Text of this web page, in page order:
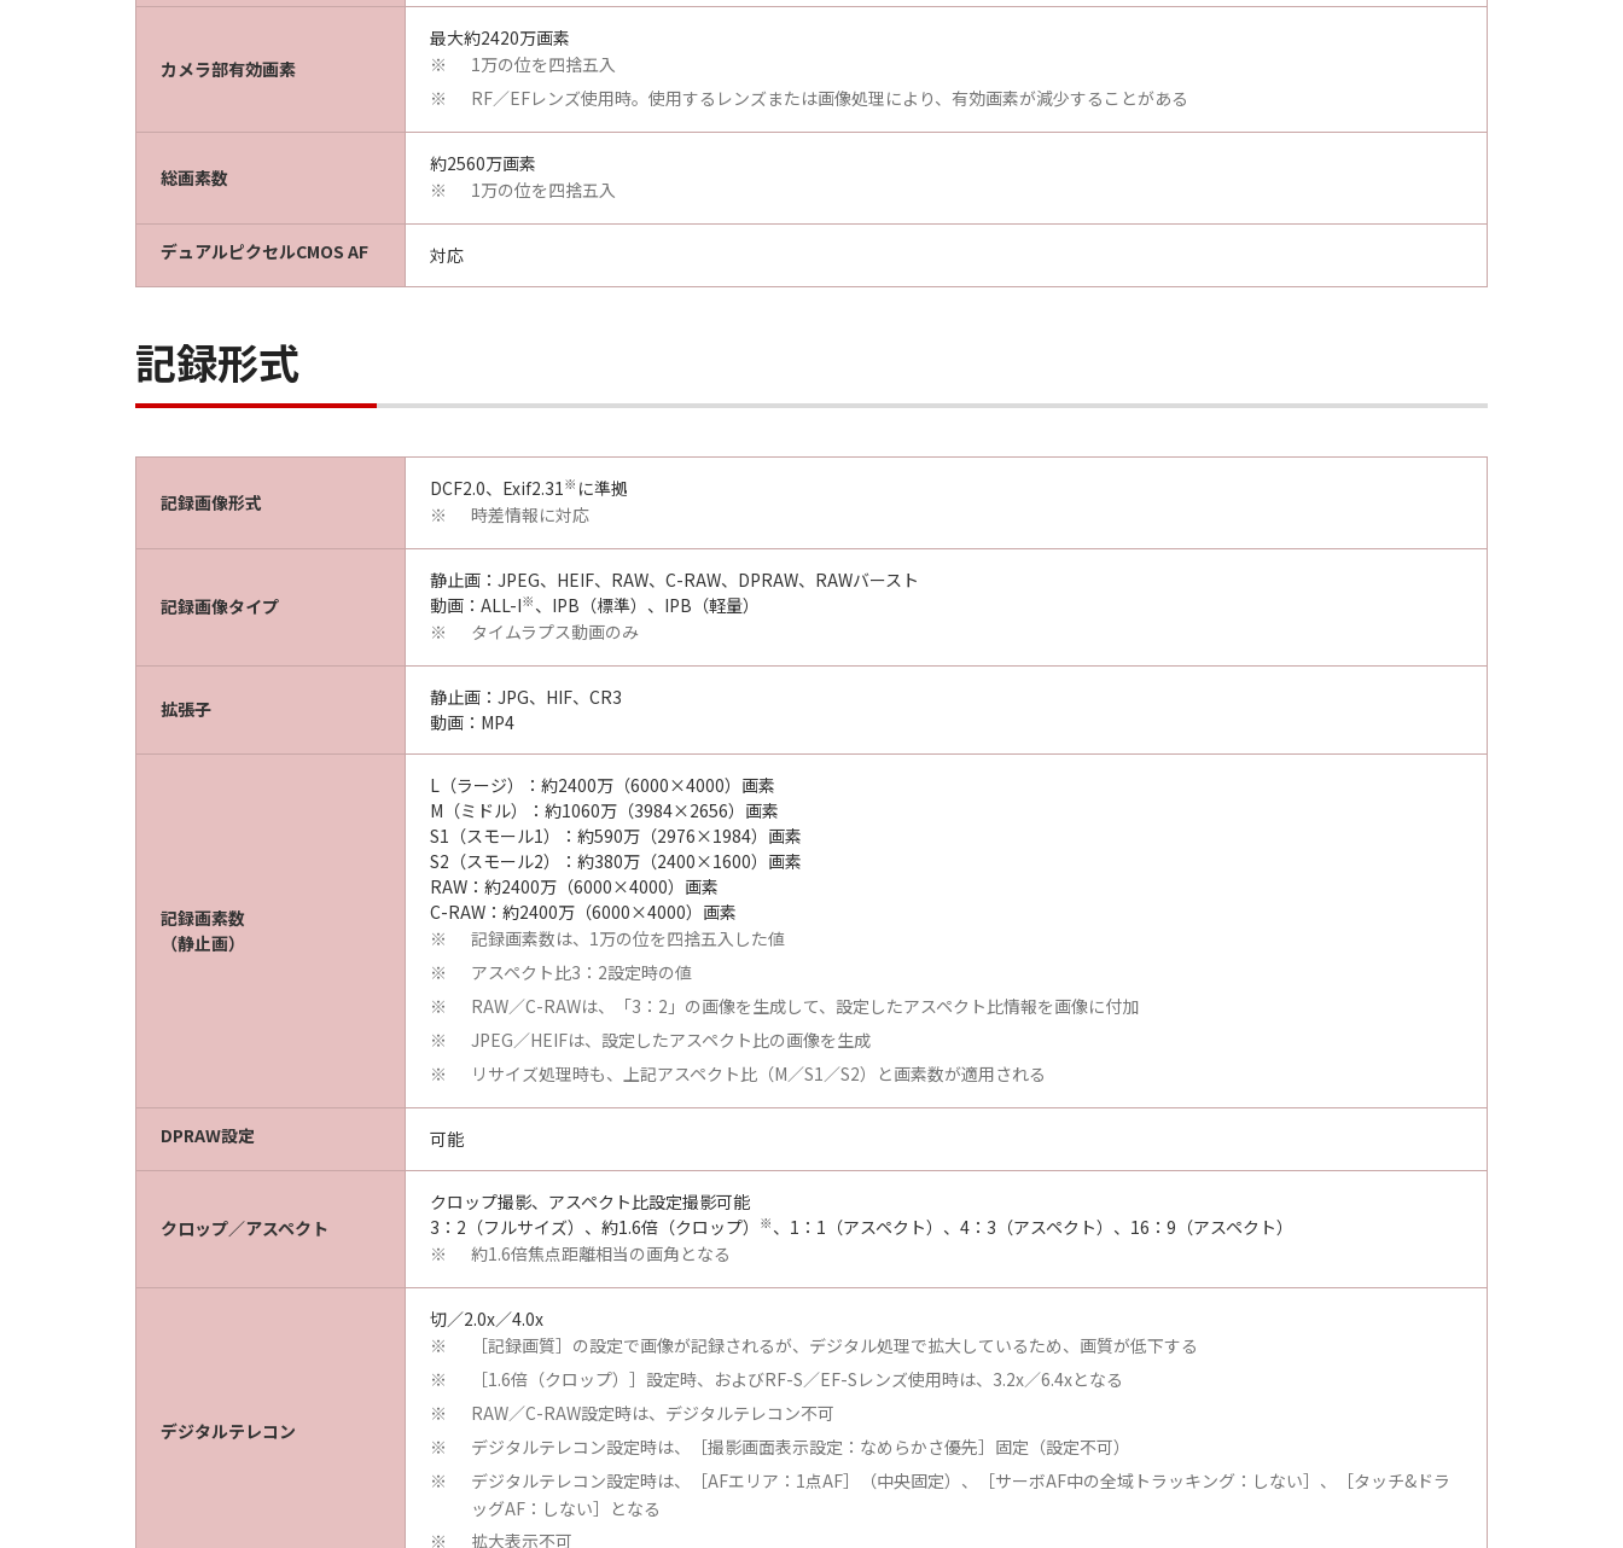
カメラ部有効画素
最大約2420万画素
※ 1万の位を四捨五入
※ RF／EFレンズ使用時。使用するレンズまたは画像処理により、有効画素が減少することがある
総画素数
約2560万画素
※ 1万の位を四捨五入
デュアルピクセルCMOS AF 対応
記録形式
記録画像形式
DCF2.0、Exif2.31※ に準拠
※ 時差情報に対応
記録画像タイプ
静止画：JPEG、HEIF、RAW、C-RAW、DPRAW、RAWバースト
動画：ALL-I※ 、IPB（標準）、IPB（軽量）
※ タイムラプス動画のみ
拡張子
静止画：JPG、HIF、CR3
動画：MP4
記録画素数
（静止画）
L（ラージ）：約2400万（6000×4000）画素
M（ミドル）：約1060万（3984×2656）画素
S1（スモール1）：約590万（2976×1984）画素
S2（スモール2）：約380万（2400×1600）画素
RAW：約2400万（6000×4000）画素
C-RAW：約2400万（6000×4000）画素
※ 記録画素数は、1万の位を四捨五入した値
※ アスペクト比3：2設定時の値
※ RAW／C-RAWは、「3：2」の画像を生成して、設定したアスペクト比情報を画像に付加
※ JPEG／HEIFは、設定したアスペクト比の画像を生成
※ リサイズ処理時も、上記アスペクト比（M／S1／S2）と画素数が適用される
DPRAW設定 可能
クロップ／アスペクト
クロップ撮影、アスペクト比設定撮影可能
3：2（フルサイズ）、約1.6倍（クロップ）
※ 、1：1（アスペクト）、4：3（アスペクト）、16：9（アスペクト）
※ 約1.6倍焦点距離相当の画角となる
デジタルテレコン
切／2.0x／4.0x
※ ［記録画質］の設定で画像が記録されるが、デジタル処理で拡大しているため、画質が低下する
※ ［1.6倍（クロップ）］設定時、およびRF-S／EF-Sレンズ使用時は、3.2x／6.4xとなる
※ RAW／C-RAW設定時は、デジタルテレコン不可
※ デジタルテレコン設定時は、［撮影画面表示設定：なめらかさ優先］固定（設定不可）
※
デジタルテレコン設定時は、［AFエリア：1点AF］（中央固定）、［サーボAF中の全域トラッキング：しない］、［タッチ&ドラ
ッグAF：しない］となる
※ 拡大表示不可